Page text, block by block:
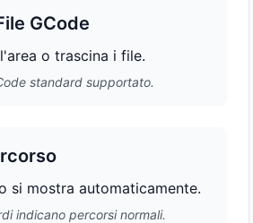
GCode
o trascina i file.
standard supportato.
si mostra automaticamente.
indicano percorsi normali.